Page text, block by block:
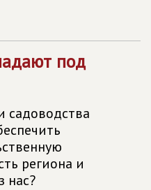
под
садоводства
региона и
нас?